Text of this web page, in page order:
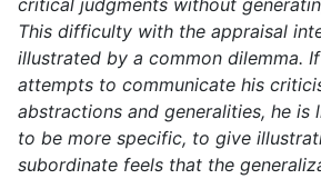
critical judgments without
This difficulty with the appraisal
illustrated by a common dilemma.
attempts to communicate his
abstractions and generalities, he is
to be more specific, to give
subordinate feels that the